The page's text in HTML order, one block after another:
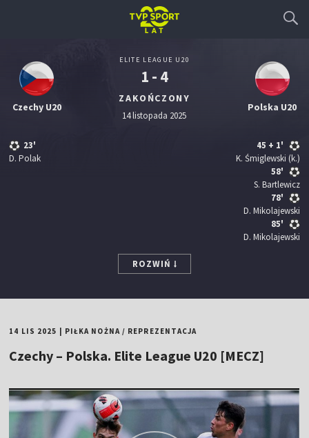
Czechy U20
23'
D. Polak
ELITE LEAGUE U20
1 - 4
ZAKOŃCZONY
14 listopada 2025
Polska U20
45 + 1'
K. Śmiglewski (k.)
58'
S. Bartlewicz
78'
D. Mikolajewski
85'
D. Mikolajewski
ROZWIŃ
14 LIS 2025 PIŁKA NOŻNA/ REPREZENTACJA
Czechy – Polska. Elite League U20 [MECZ]